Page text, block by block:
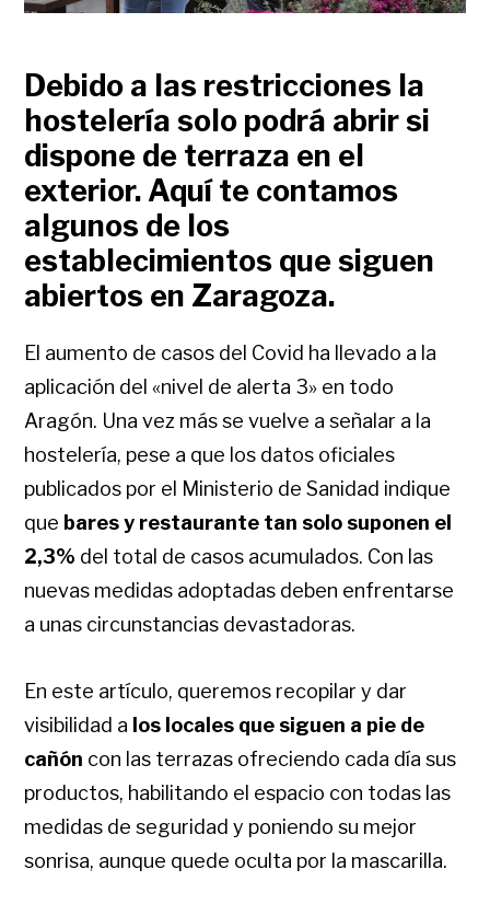
Debido a las restricciones la
hostelería solo podrá abrir si
dispone de terraza en el
exterior. Aquí te contamos
algunos de los
establecimientos que siguen
abiertos en Zaragoza.
El aumento de casos del Covid ha llevado a la
aplicación del «nivel de alerta 3» en todo
Aragón. Una vez más se vuelve a señalar a la
hostelería, pese a que los datos oficiales
publicados por el Ministerio de Sanidad indique
que bares y restaurante tan solo suponen el
2,3% del total de casos acumulados. Con las
nuevas medidas adoptadas deben enfrentarse
a unas circunstancias devastadoras.
En este artículo, queremos recopilar y dar
visibilidad a los locales que siguen a pie de
cañón con las terrazas ofreciendo cada día sus
productos, habilitando el espacio con todas las
medidas de seguridad y poniendo su mejor
sonrisa, aunque quede oculta por la mascarilla.